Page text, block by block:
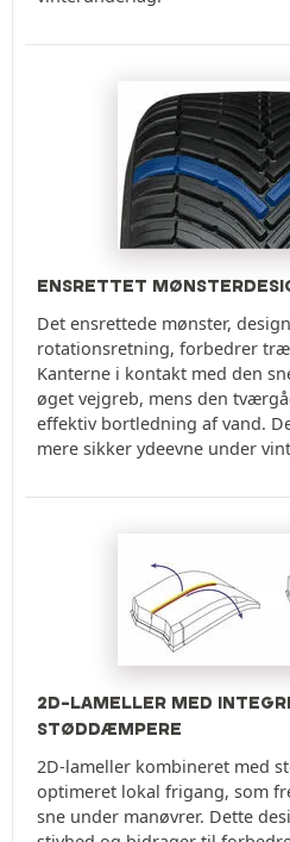
ENSRETTET
Det ensrettede mønster,
rotationsretning, forbedrer
Kanterne i kontakt med den
øget vejgreb, mens den
effektiv bortledning af vand.
mere sikker ydeevne under
2D-LAMELLER MED
STØDDÆMPERE
2D-lameller kombineret med
optimeret lokal frigang, som
sne under manøvrer. Dette